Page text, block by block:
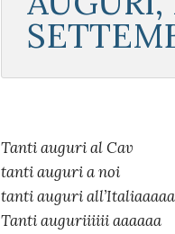
Tanti auguri al Cav
tanti auguri a noi
tanti auguri
Tanti auguriiiiii aaaaaa